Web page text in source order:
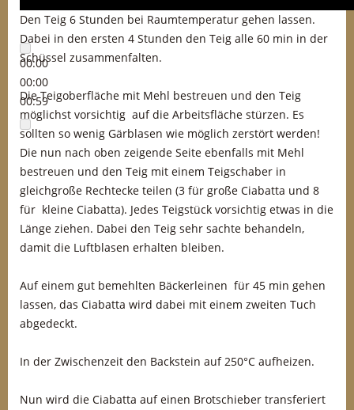
00:00
00:00
00:59
Den Teig 6 Stunden bei Raumtemperatur gehen lassen.
Dabei in den ersten 4 Stunden den Teig alle 60 min in der
Schüssel zusammenfalten.
Die Teigoberfläche mit Mehl bestreuen und den Teig
möglichst vorsichtig auf die Arbeitsfläche stürzen. Es
sollten so wenig Gärblasen wie möglich zerstört werden!
Die nun nach oben zeigende Seite ebenfalls mit Mehl
bestreuen und den Teig mit einem Teigschaber in
gleichgroße Rechtecke teilen (3 für große Ciabatta und 8
für kleine Ciabatta). Jedes Teigstück vorsichtig etwas in die
Länge ziehen. Dabei den Teig sehr sachte behandeln,
damit die Luftblasen erhalten bleiben.
Auf einem gut bemehlten Bäckerleinen für 45 min gehen
lassen, das Ciabatta wird dabei mit einem zweiten Tuch
abgedeckt.
In der Zwischenzeit den Backstein auf 250°C aufheizen.
Nun wird die Ciabatta auf einen Brotschieber transferiert